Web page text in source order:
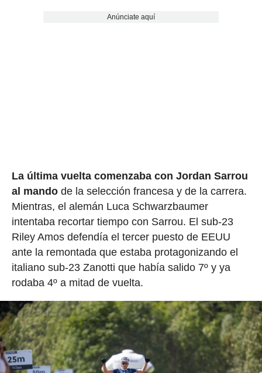
Anúnciate aquí
La última vuelta comenzaba con Jordan Sarrou
al mandode la selección francesa y de la carrera.
Mientras, el alemán Luca Schwarzbaumer
intentaba recortar tiempo con Sarrou. El sub-23
Riley Amos defendía el tercer puesto de EEUU
ante la remontada que estaba protagonizando el
italiano sub-23 Zanotti que había salido 7º y ya
rodaba 4º a mitad de vuelta.